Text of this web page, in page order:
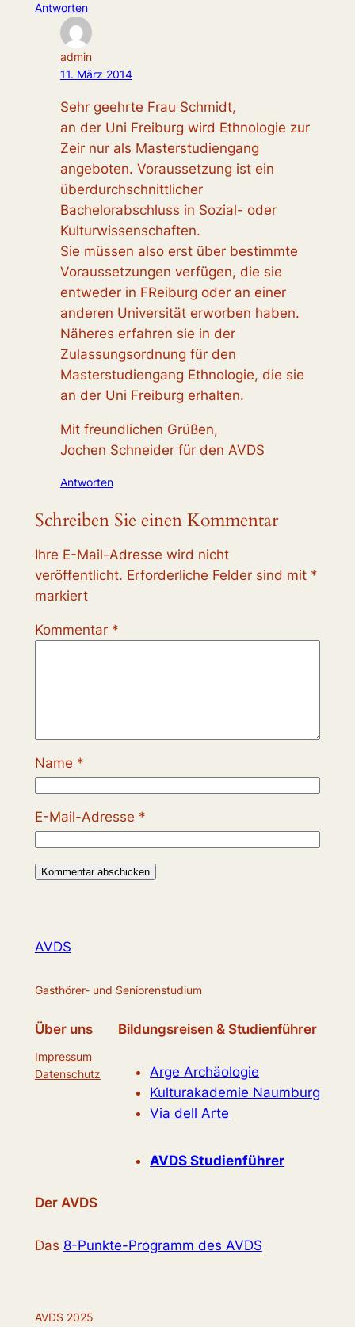
Antworten
admin
11. März 2014
Sehr geehrte Frau Schmidt,
an der Uni Freiburg wird Ethnologie zur
Zeir nur als Masterstudiengang
angeboten. Voraussetzung ist ein
überdurchschnittlicher
Bachelorabschluss in Sozial- oder
Kulturwissenschaften.
Sie müssen also erst über bestimmte
Voraussetzungen verfügen, die sie
entweder in FReiburg oder an einer
anderen Universität erworben haben.
Näheres erfahren sie in der
Zulassungsordnung für den
Masterstudiengang Ethnologie, die sie
an der Uni Freiburg erhalten.
Mit freundlichen Grüßen,
Jochen Schneider für den AVDS
Antworten
Schreiben Sie einen Kommentar
Ihre E-Mail-Adresse wird nicht
veröffentlicht. Erforderliche Felder sind mit *
markiert
Kommentar *
Name *
E-Mail-Adresse *
AVDS
Gasthörer- und Seniorenstudium
Über uns
Impressum
Datenschutz
Bildungsreisen & Studienführer
Arge Archäologie
Kulturakademie Naumburg
Via dell Arte
AVDS Studienführer
Der AVDS
Das 8-Punkte-Programm des AVDS
AVDS 2025